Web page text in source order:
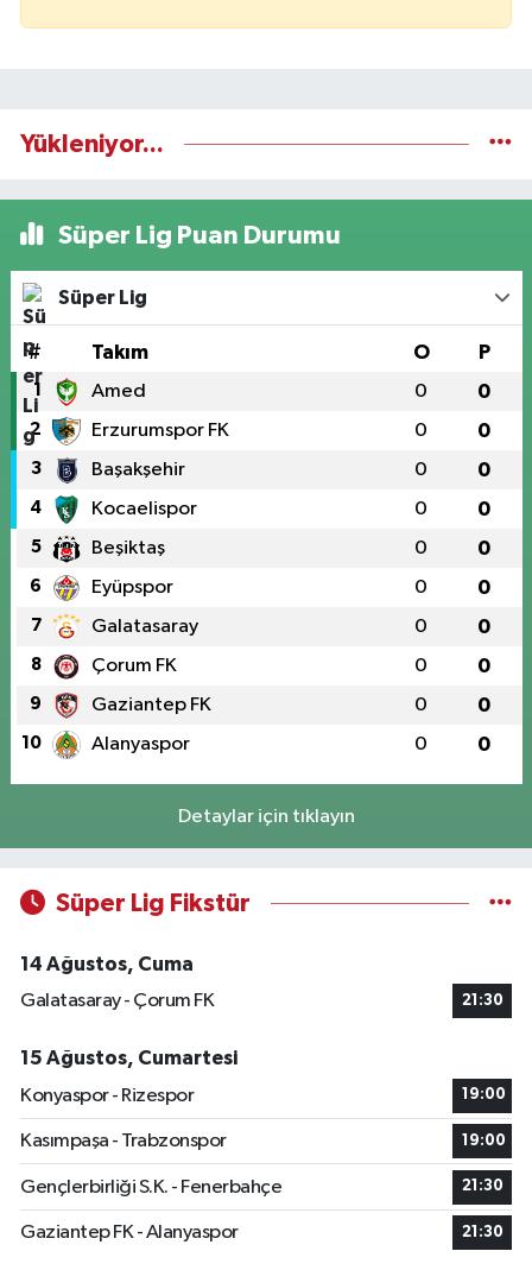
Yükleniyor...
Süper Lig Puan Durumu
Süper Lig
# Takım O P
1 Amed 0 0
2 Erzurumspor FK 0 0
3 Başakşehir 0 0
4 Kocaelispor 0 0
5 Beşiktaş 0 0
6 Eyüpspor 0 0
7 Galatasaray 0 0
8 Çorum FK 0 0
9 Gaziantep FK 0 0
10 Alanyaspor 0 0
Detaylar için tıklayın
Süper Lig Fikstür
14 Ağustos, Cuma
Galatasaray - Çorum FK
21:30
15 Ağustos, Cumartesi
Konyaspor - Rizespor
19:00
Kasımpaşa - Trabzonspor 19:00
Gençlerbirliği S.K. - Fenerbahçe 21:30
Gaziantep FK - Alanyaspor 21:30